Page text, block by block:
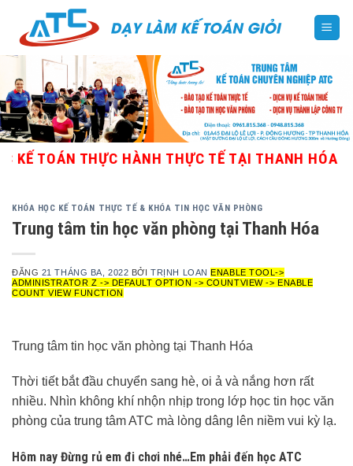
content
TOÁN THỰC HÀNH THỰC TẾ TẠI THANH HÓA -
KHÓA HỌC KẾ TOÁN THỰC TẾ & KHÓA TIN HỌC VĂN PHÒNG
Trung tâm tin học văn phòng tại Thanh Hóa
ĐĂNG 21 THÁNG BA, 2022 BỞITRỊNH LOAN ENABLE TOOL->
ADMINISTRATOR Z -> DEFAULT OPTION -> COUNTVIEW -> ENABLE
COUNT VIEW FUNCTION
Trung tâm tin học văn phòng tại Thanh Hóa
Thời tiết bắt đầu chuyển sang hè, oi ả và nắng hơn rất
nhiều. Nhìn không khí nhộn nhịp trong lớp học tin học văn
phòng của trung tâm ATC mà lòng dâng lên niềm vui kỳ lạ.
Hôm nay Đừng rủ em đi chơi nhé…Em phải đến học ATC